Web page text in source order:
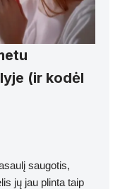
(ir kodėl
saugotis,
jų jau plinta taip